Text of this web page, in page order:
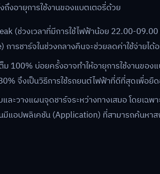
ถึงอายุการใช้งานของแบตเตอรี่ด้วย
(ช่วงเวลาที่มีการใช้ไฟฟ้าน้อย 22.00-
ารชาร์จในช่วงกลางคืนจะช่วยลดค่าใช้จ่ายได้
ม 100% บ่อยครั้งอาจทำให้อายุการใช้งานขอ
จึงเป็นวิธีการใช้รถยนต์ไฟฟ้าที่ดีที่สุดเพื่อยื
วางแผนจุดชาร์จระหว่างทางเสมอ โดยเฉพา
แอปพลิเคชัน (Application) ที่สามารถค้นหา